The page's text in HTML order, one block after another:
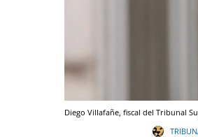
Diego Villafañe, fiscal del Tribunal